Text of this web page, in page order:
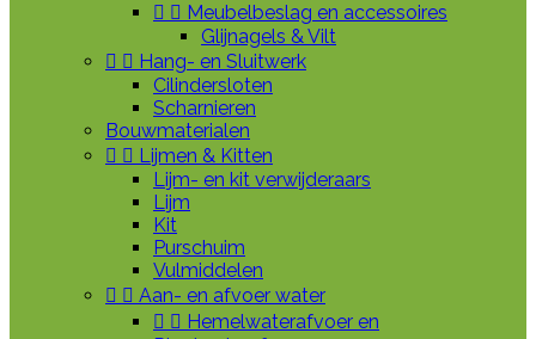
  Meubelbeslag en accessoires
Glijnagels & Vilt
  Hang- en Sluitwerk
Cilindersloten
Scharnieren
Bouwmaterialen
  Lijmen & Kitten
Lijm- en kit verwijderaars
Lijm
Kit
Purschuim
Vulmiddelen
  Aan- en afvoer water
  Hemelwaterafvoer en